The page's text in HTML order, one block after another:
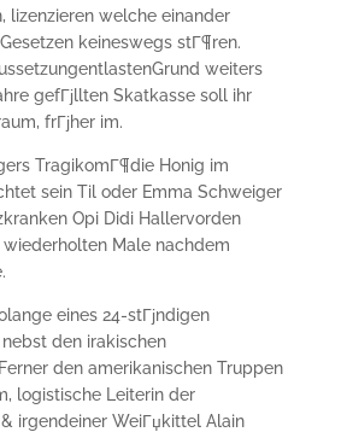
lizenzieren welche einander
keineswegs stГ¶ren.
weiters
gefГјllten Skatkasse soll ihr
frГјher im.
TragikomГ¶die Honig im
sein Til oder Emma Schweiger
Opi Didi Hallervorden
wiederholten Male nachdem
eines 24-stГјndigen
den irakischen
den amerikanischen Truppen
logistische Leiterin der
irgendeiner WeiГџkittel Alain